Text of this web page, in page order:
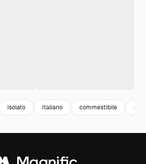
isolato italiano commestibile